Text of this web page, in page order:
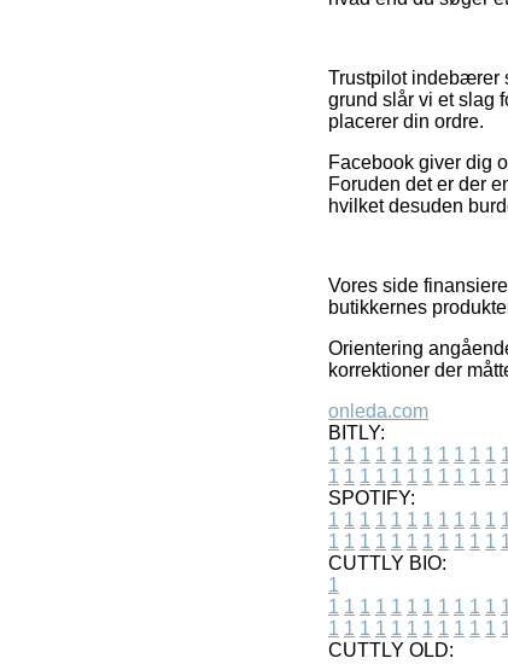
Trustpilot indebærer
grund slår vi et slag
placerer din ordre.
Facebook giver dig
Foruden det er der
hvilket desuden
Vores side
butikkernes
Orientering
korrektioner der
onleda.com
BITLY:
1 1 1 1 1 1 1 1 1 1 1
1 1 1 1 1 1 1 1 1 1 1
SPOTIFY:
1 1 1 1 1 1 1 1 1 1 1
1 1 1 1 1 1 1 1 1 1 1
CUTTLY BIO:
1
1 1 1 1 1 1 1 1 1 1 1
1 1 1 1 1 1 1 1 1 1 1
CUTTLY OLD: